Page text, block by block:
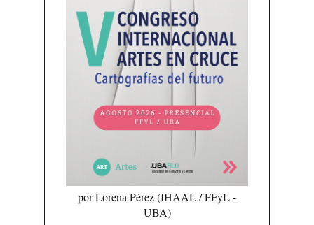
por Lorena Pérez (IHAAL / FFyL -
UBA)